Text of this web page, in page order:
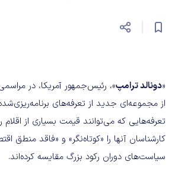
«دونالد ترامپ»، رئیس‌جمهور آمریکا، در
از مجموعه‌ای جدید از تعرفه‌های
تعرفه‌هایی که می‌توانند قیمت بسیاری از
کارشناسان آنها را «کوتاه‌نگر» و «فاقد منطق
سیاست‌های دوران رکود بزرگ مقایسه کرده‌اند.